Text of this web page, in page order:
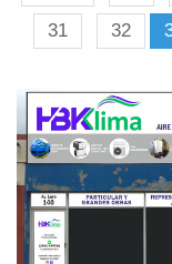
31
32